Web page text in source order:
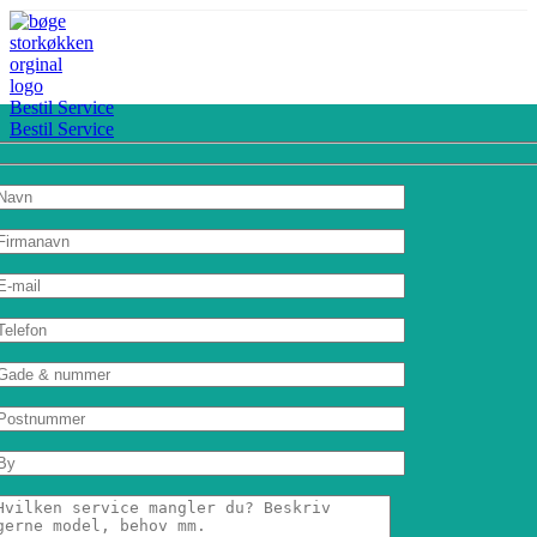
Bestil Service
Bestil Service